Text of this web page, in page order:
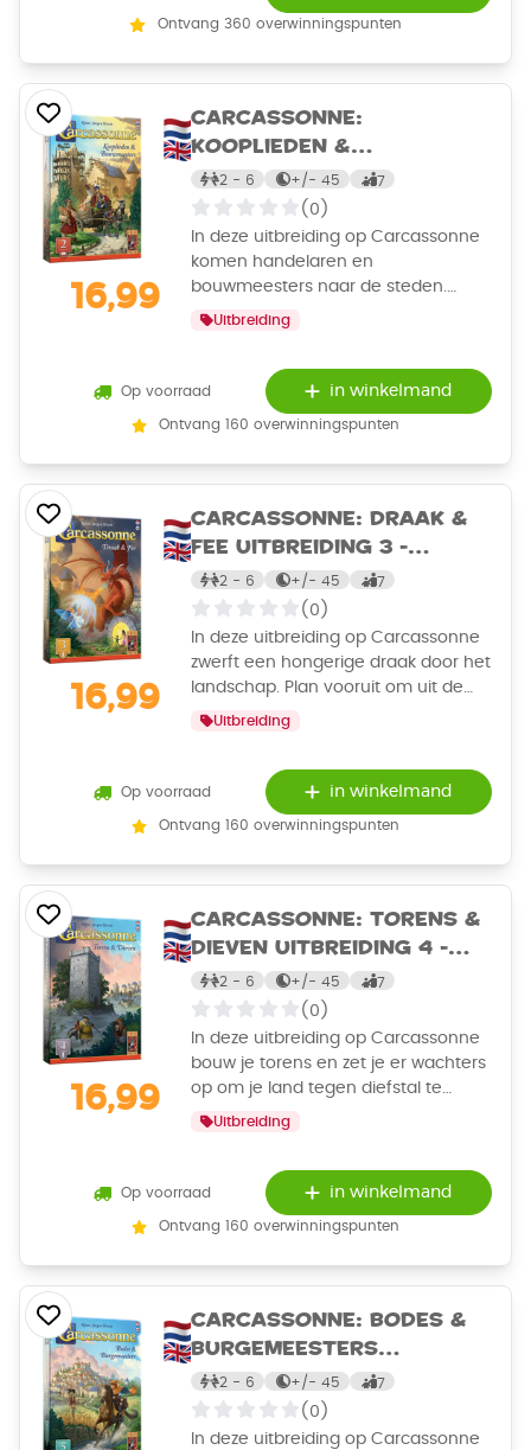
klooster of weiland wordt
afgebouwd. Zet ze echter niet te
snel in, want je hebt er maar weinig…
Bovendien kunnen anderen jou
dwarsbomen!
Ontvang 360 overwinningspunten
16,99
Carcassonne:
Kooplieden &
Bouwmeesters
Uitbreiding 2 - Bordspel
2 - 6 +/- 45 7
(0)
In deze uitbreiding op Carcassonne
komen handelaren en
bouwmeesters naar de steden.
Verzamel de meeste handelswaren
verdienen. De bouwmeester
versnelt bovendien de bouw van je
wegen en steden.
Uitbreiding
Op voorraad in winkelmand
Ontvang 160 overwinningspunten
16,99
Carcassonne: Draak &
Fee Uitbreiding 3 -
Bordspel
2 - 6 +/- 45 7
(0)
In deze uitbreiding op Carcassonne
zwerft een hongerige draak door het
landschap. Plan vooruit om uit de
buurt van de draak te blijven, roep
verloren gebieden terug te winnen.
Uitbreiding
Op voorraad in winkelmand
Ontvang 160 overwinningspunten
16,99
Carcassonne: Torens &
Dieven Uitbreiding 4 -
Bordspel
2 - 6 +/- 45 7
(0)
In deze uitbreiding op Carcassonne
bouw je torens en zet je er wachters
op om je land tegen diefstal te
beschermen. Als jouw wachters de
Uitbreiding
Op voorraad in winkelmand
Ontvang 160 overwinningspunten
Carcassonne: Bodes &
Burgemeesters
Uitbreiding 5 - Bordspel
2 - 6 +/- 45 7
(0)
In deze uitbreiding op Carcassonne